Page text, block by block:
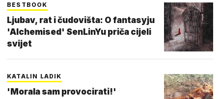
BESTBOOK
Ljubav, rat i čudovišta: O fantasyju
'Alchemised' SenLinYu priča cijeli
svijet
KATALIN LADIK
'Morala sam provocirati!'